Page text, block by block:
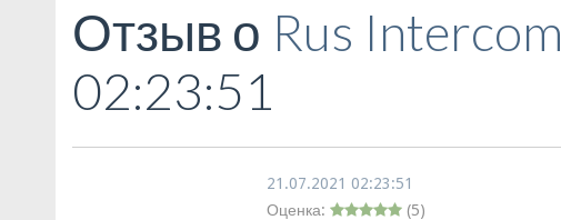
Отзыв о Rus Intercom
02:23:51
21.07.2021 02:23:51
Оценка:
(5)